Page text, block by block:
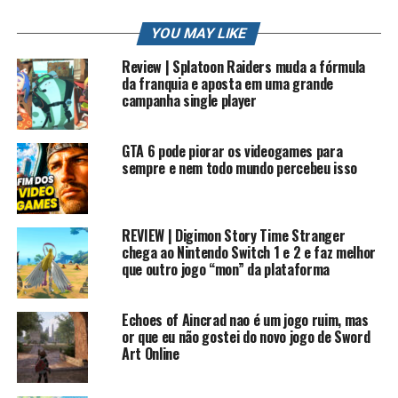
Insta: /robertocarlosfj
Page do Face: /rkplayss
Grupo do Face: /gamers brasil
Lives na Twitch e Facebook: /rkplay
Contato Profissional: contato.roberto94@gmail.com
#rkplay #sonicfangames #sonic
HISTORIA DE FAN GAM
Mais sobre Sonic Beyond the Speed
SONIC BEYOND THE SPEED é um fangame sonoro
moderno em 2D com os mecanismos criados por
BLAZEFIRELP e LUCAS VIEIRA, mas editou e adicionou
várias coisas para uma jogabilidade divertida de
YESMEN10.
Nesta aventura, o SONIC THE HEDGEHOG percorre
YOU MAY LIKE
Review | Splatoon Raiders muda a fórmula
da franquia e aposta em uma grande
campanha single player
GTA 6 pode piorar os videogames para
sempre e nem todo mundo percebeu isso
REVIEW | Digimon Story Time Stranger
chega ao Nintendo Switch 1 e 2 e faz melhor
que outro jogo “mon” da plataforma
Echoes of Aincrad nao é um jogo ruim, mas
or que eu não gostei do novo jogo de Sword
Art Online